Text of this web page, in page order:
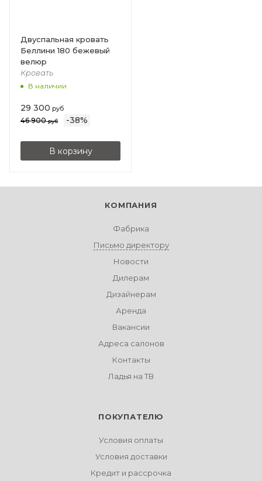
Двуспальная кровать
Беллини 180 бежевый
велюр
Кровать
В наличии
29 300 руб
46 900руб -38%
В корзину
КОМПАНИЯ
Фабрика
Письмо директору
Новости
Дилерам
Дизайнерам
Аренда
Вакансии
Адреса салонов
Контакты
Ладья на ТВ
ПОКУПАТЕЛЮ
Условия оплаты
Условия доставки
Кредит и рассрочка